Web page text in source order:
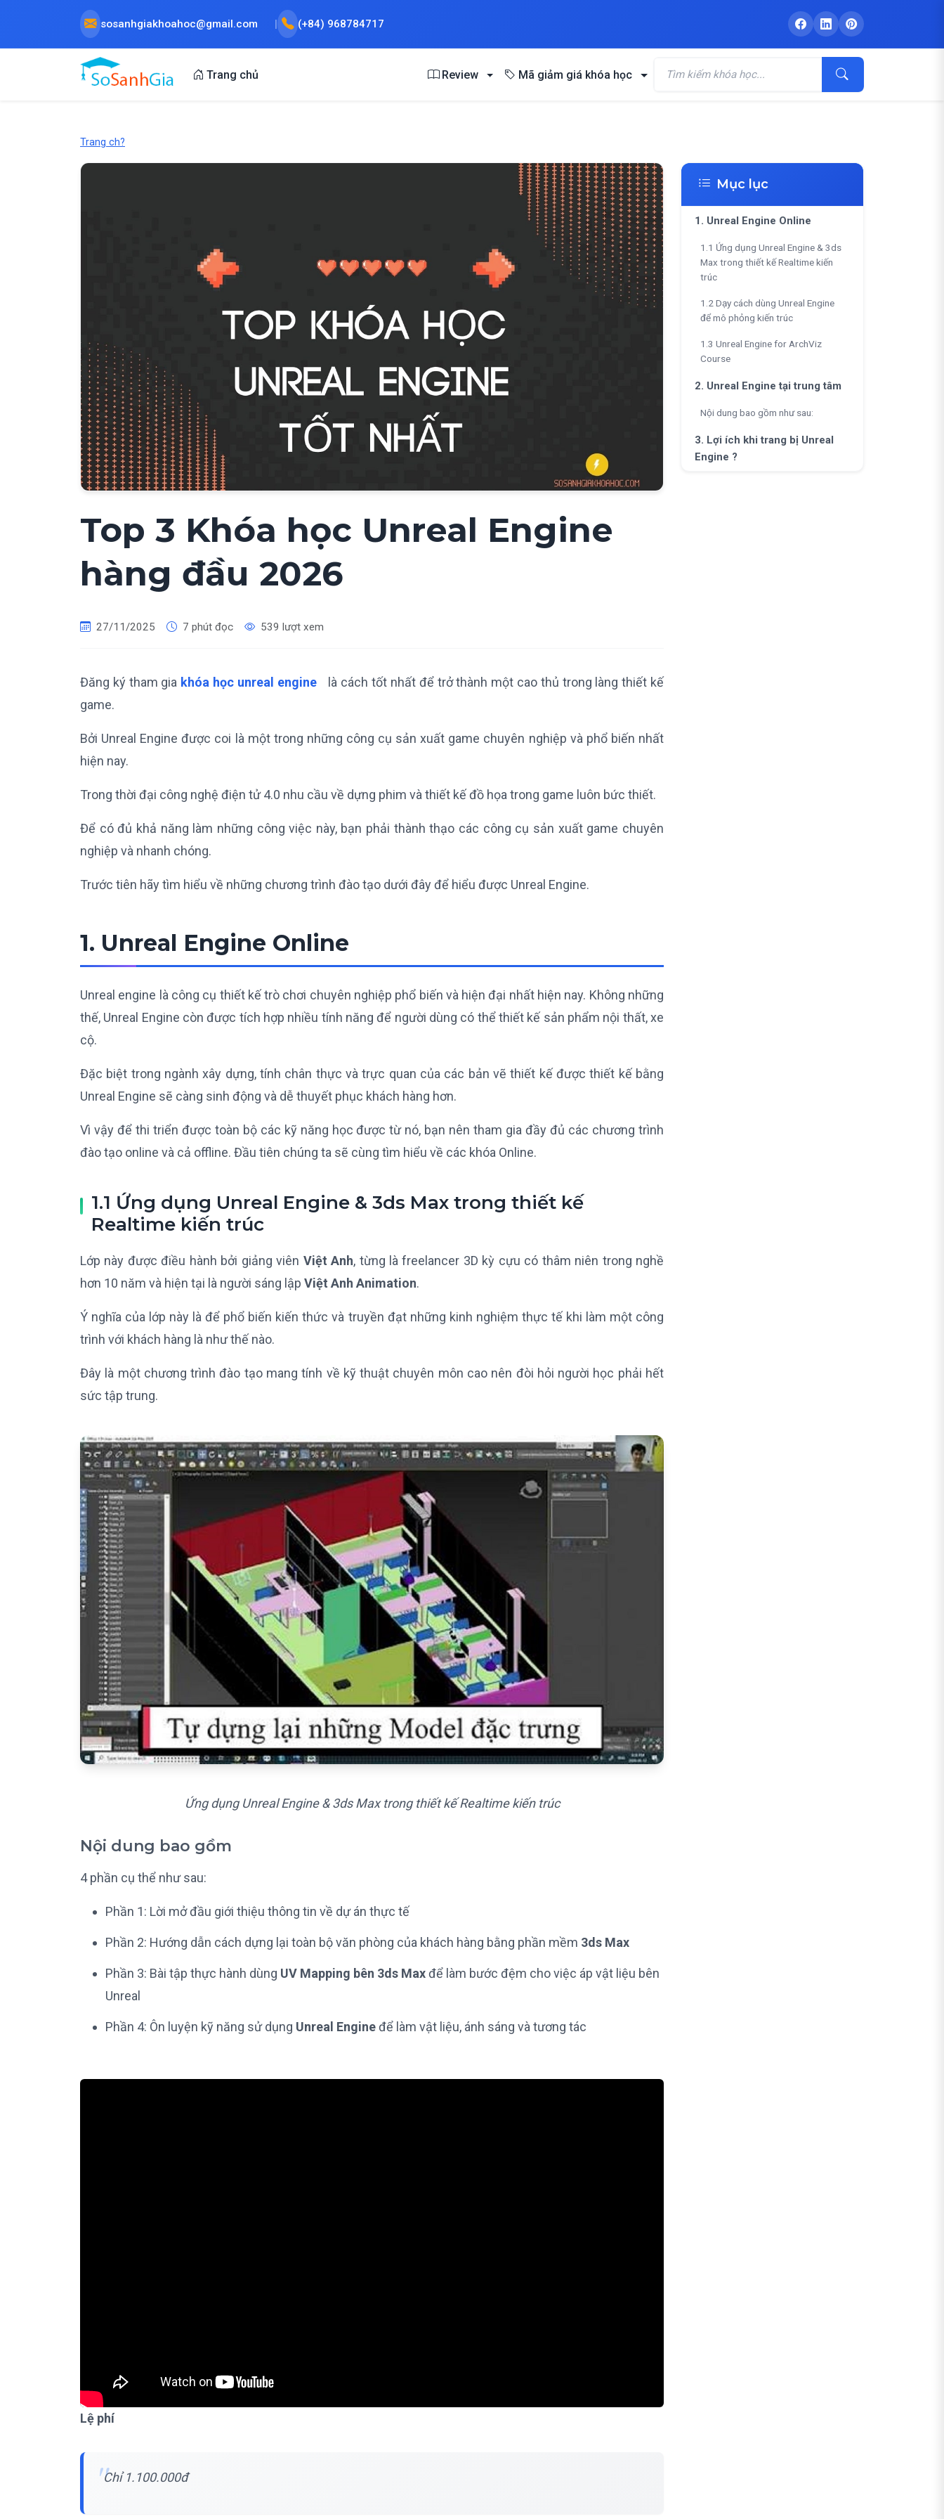
sosanhgiakhoahoc@gmail.com (+84) 968784717
Trang chủ Review Mã giảm giá khóa học
Trang ch?
Top 3 Khóa học Unreal Engine
hàng đầu 2026
27/11/2025 7 phút đọc 539 lượt xem
Đăng ký tham gia khóa học unreal engine
là cách tốt nhất để trở thành một cao thủ trong làng thiết kế
game.
Bởi Unreal Engine được coi là một trong những công cụ sản xuất game chuyên nghiệp và phổ biến nhất
hiện nay.
Trong thời đại công nghệ điện tử 4.0 nhu cầu về dựng phim và thiết kế đồ họa trong game luôn bức thiết.
Để có đủ khả năng làm những công việc này, bạn phải thành thạo các công cụ sản xuất game chuyên
nghiệp và nhanh chóng.
Trước tiên hãy tìm hiểu về những chương trình đào tạo dưới đây để hiểu được Unreal Engine.
1. Unreal Engine Online
Unreal engine là công cụ thiết kế trò chơi chuyên nghiệp phổ biến và hiện đại nhất hiện nay. Không những
thế, Unreal Engine còn được tích hợp nhiều tính năng để người dùng có thể thiết kế sản phẩm nội thất, xe
cộ.
Đặc biệt trong ngành xây dựng, tính chân thực và trực quan của các bản vẽ thiết kế được thiết kế bằng
Unreal Engine sẽ càng sinh động và dễ thuyết phục khách hàng hơn.
Vì vậy để thi triển được toàn bộ các kỹ năng học được từ nó, bạn nên tham gia đầy đủ các chương trình
đào tạo online và cả offline. Đầu tiên chúng ta sẽ cùng tìm hiểu về các khóa Online.
1.1 Ứng dụng Unreal Engine & 3ds Max trong thiết kế
Realtime kiến trúc
Lớp này được điều hành bởi giảng viên Việt Anh, từng là freelancer 3D kỳ cựu có thâm niên trong nghề
hơn 10 năm và hiện tại là người sáng lập Việt Anh Animation.
Ý nghĩa của lớp này là để phổ biến kiến thức và truyền đạt những kinh nghiệm thực tế khi làm một công
trình với khách hàng là như thế nào.
Đây là một chương trình đào tạo mang tính về kỹ thuật chuyên môn cao nên đòi hỏi người học phải hết
sức tập trung.
Ứng dụng Unreal Engine & 3ds Max trong thiết kế Realtime kiến trúc
Nội dung bao gồm
4 phần cụ thể như sau:
Phần 1: Lời mở đầu giới thiệu thông tin về dự án thực tế
Phần 2: Hướng dẫn cách dựng lại toàn bộ văn phòng của khách hàng bằng phần mềm 3ds Max
Phần 3: Bài tập thực hành dùng UV Mapping bên 3ds Maxđể làm bước đệm cho việc áp vật liệu bên
Unreal
Phần 4: Ôn luyện kỹ năng sử dụng Unreal Engineđể làm vật liệu, ánh sáng và tương tác
Lệ phí
Chỉ 1.100.000đ
Mục lục
1. Unreal Engine Online
1.1 Ứng dụng Unreal Engine & 3ds
Max trong thiết kế Realtime kiến
trúc
1.2 Dạy cách dùng Unreal Engine
để mô phỏng kiến trúc
1.3 Unreal Engine for ArchViz
Course
2. Unreal Engine tại trung tâm
Nội dung bao gồm như sau:
3. Lợi ích khi trang bị Unreal
Engine ?